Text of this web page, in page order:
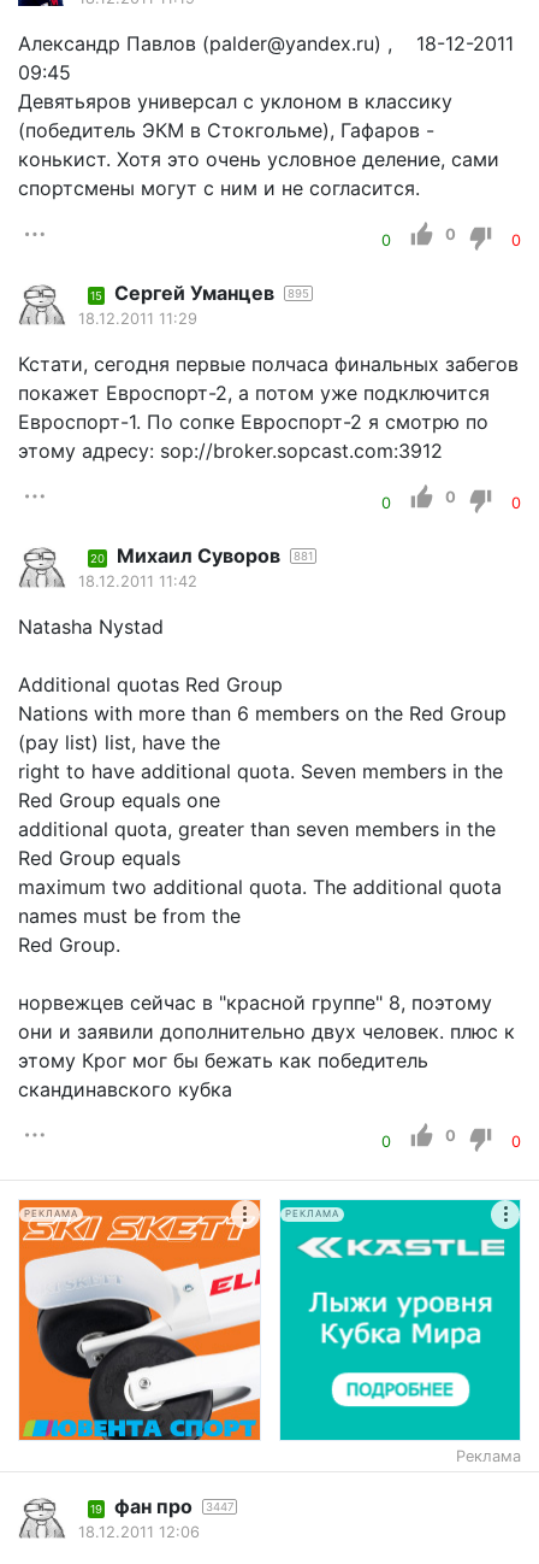
Александр Павлов (palder@yandex.ru) , 18-12-2011
09:45
Девятьяров универсал с уклоном в классику
(победитель ЭКМ в Стокгольме), Гафаров -
конькист. Хотя это очень условное деление, сами
спортсмены могут с ним и не согласится.
0 0 0
15 Cергей Уманцев 895
18.12.2011 11:29
Кстати, сегодня первые полчаса финальных забегов
покажет Евроспорт-2, а потом уже подключится
Евроспорт-1. По сопке Евроспорт-2 я смотрю по
этому адресу: sop://broker.sopcast.com:3912
0 0 0
20 Михаил Суворов 881
18.12.2011 11:42
Natasha Nystad
Additional quotas Red Group
Nations with more than 6 members on the Red Group
(pay list) list, have the
right to have additional quota. Seven members in the
Red Group equals one
additional quota, greater than seven members in the
Red Group equals
maximum two additional quota. The additional quota
names must be from the
Red Group.
норвежцев сейчас в "красной группе" 8, поэтому
они и заявили дополнительно двух человек. плюс к
этому Крог мог бы бежать как победитель
скандинавского кубка
0 0 0
РЕКЛАМА РЕКЛАМА
Реклама
19 фан про 3447
18.12.2011 12:06